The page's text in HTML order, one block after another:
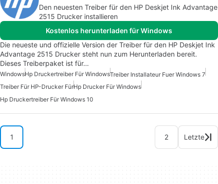
Den neuesten Treiber für den HP Deskjet Ink Advantage
2515 Drucker installieren
Kostenlos herunterladen für Windows
Die neueste und offizielle Version der Treiber für den HP Deskjet Ink
Advantage 2515 Drucker steht nun zum Herunterladen bereit.
Dieses Treiberpaket ist für…
WindowsHp Druckertreiber Für WindowsTreiber Installateur Fuer Windows 7
Treiber Für HP-Drucker FürHp Drucker Für Windows
Hp Druckertreiber Für Windows 10
1 2 Letzte